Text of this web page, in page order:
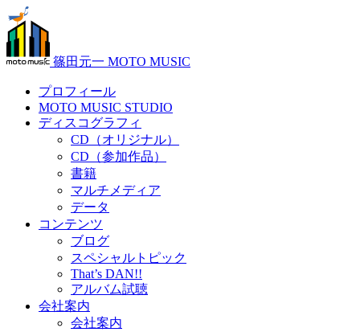
篠田元一 MOTO MUSIC
プロフィール
MOTO MUSIC STUDIO
ディスコグラフィ
CD（オリジナル）
CD（参加作品）
書籍
マルチメディア
データ
コンテンツ
ブログ
スペシャルトピック
That’s DAN!!
アルバム試聴
会社案内
会社案内